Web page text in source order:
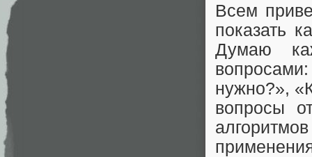
Всем
показать
Думаю
нужно?»,
вопросы